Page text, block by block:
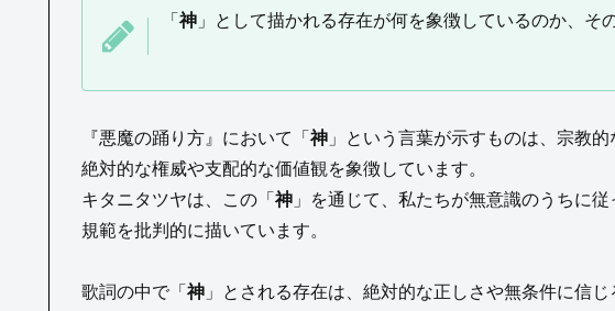
「 神 」として描かれる存在が何を象徴しているのか、そ
『悪魔の踊り方』において「 神 」という言葉が示すものは、宗教
絶対的な権威や支配的な価値観を象徴しています。
キタニタツヤは、この「 神 」を通じて、私たちが無意識のうちに
規範を批判的に描いています。
歌詞の中で「 神 」とされる存在は、絶対的な正しさや無条件に信